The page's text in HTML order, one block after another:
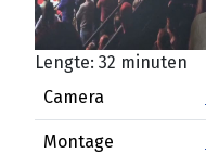
Lengte: 32 minuten
Camera
Montage